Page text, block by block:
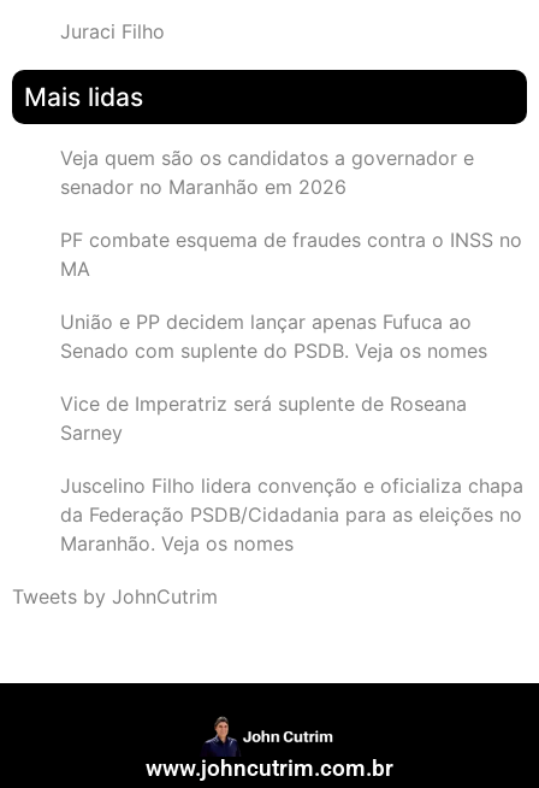
Juraci Filho
Mais lidas
Veja quem são os candidatos a governador e
senador no Maranhão em 2026
PF combate esquema de fraudes contra o INSS no
MA
União e PP decidem lançar apenas Fufuca ao
Senado com suplente do PSDB. Veja os nomes
Vice de Imperatriz será suplente de Roseana
Sarney
Juscelino Filho lidera convenção e oficializa chapa
da Federação PSDB/Cidadania para as eleições no
Maranhão. Veja os nomes
Tweets by JohnCutrim
www.johncutrim.com.br